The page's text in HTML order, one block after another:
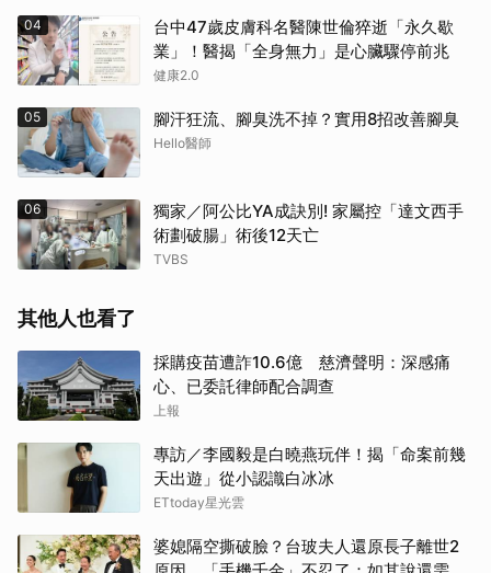
04
台中47歲皮膚科名醫陳世倫猝逝「永久歇
業」！醫揭「全身無力」是心臟驟停前兆
健康2.0
05 腳汗狂流、腳臭洗不掉？實用8招改善腳臭
Hello醫師
06
獨家／阿公比YA成訣別! 家屬控「達文西手
術劃破腸」術後12天亡
TVBS
其他人也看了
採購疫苗遭詐10.6億 慈濟聲明：深感痛
心、已委託律師配合調查
上報
專訪／李國毅是白曉燕玩伴！揭「命案前幾
天出遊」從小認識白冰冰
ETtoday星光雲
婆媳隔空撕破臉？台玻夫人還原長子離世2